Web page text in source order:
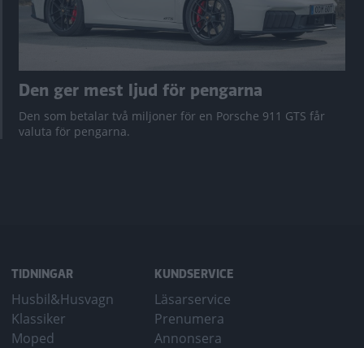
Den ger mest ljud för pengarna
Den som betalar två miljoner för en Porsche 911 GTS får
valuta för pengarna.
TIDNINGAR
Husbil&Husvagn
Klassiker
Moped
KUNDSERVICE
Läsarservice
Prenumera
Annonsera